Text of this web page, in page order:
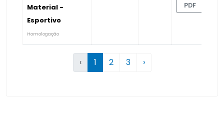
Material -
Esportivo
Homologação
PDF
‹ 1 2 3 ›